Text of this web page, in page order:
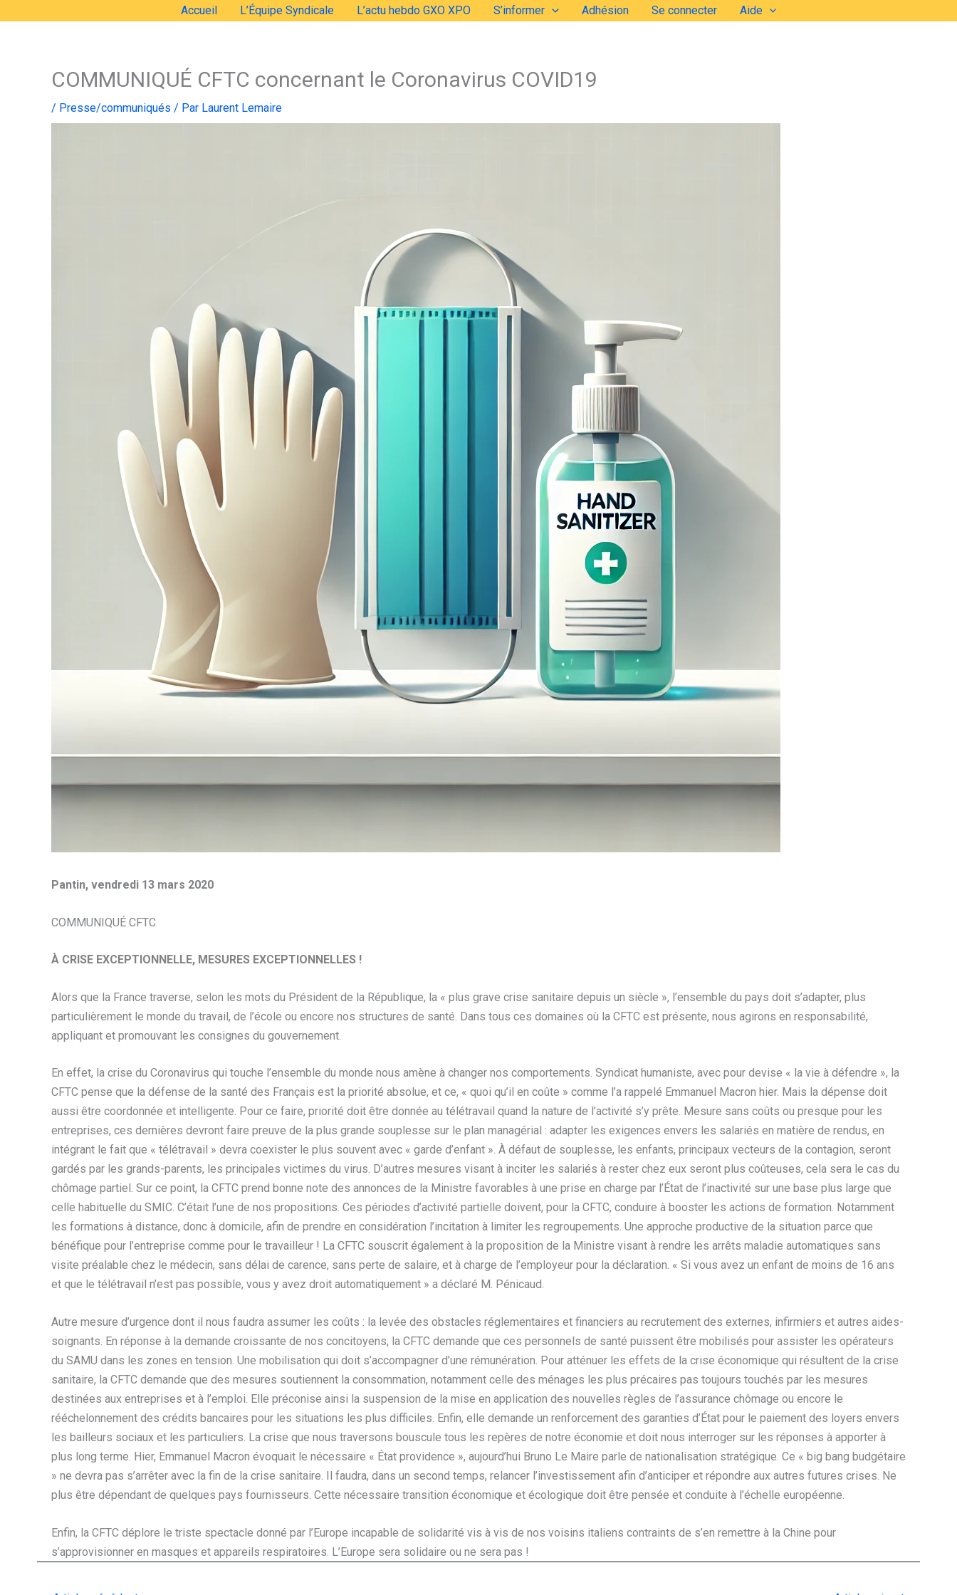
Accueil L’Équipe Syndicale L’actu hebdo GXO XPO S’informer Adhésion Se connecter Aide
COMMUNIQUÉ CFTC concernant le Coronavirus COVID19
/ Presse/communiqués / Par Laurent Lemaire
Pantin, vendredi 13 mars 2020
COMMUNIQUÉ CFTC
À CRISE EXCEPTIONNELLE, MESURES EXCEPTIONNELLES !
Alors que la France traverse, selon les mots du Président de la République, la « plus grave crise sanitaire depuis un siècle », l’ensemble du pays doit s’adapter, plus
particulièrement le monde du travail, de l’école ou encore nos structures de santé. Dans tous ces domaines où la CFTC est présente, nous agirons en responsabilité,
appliquant et promouvant les consignes du gouvernement.
En effet, la crise du Coronavirus qui touche l’ensemble du monde nous amène à changer nos comportements. Syndicat humaniste, avec pour devise « la vie à défendre », la
CFTC pense que la défense de la santé des Français est la priorité absolue, et ce, « quoi qu’il en coûte » comme l’a rappelé Emmanuel Macron hier. Mais la dépense doit
aussi être coordonnée et intelligente. Pour ce faire, priorité doit être donnée au télétravail quand la nature de l’activité s’y prête. Mesure sans coûts ou presque pour les
entreprises, ces dernières devront faire preuve de la plus grande souplesse sur le plan managérial : adapter les exigences envers les salariés en matière de rendus, en
intégrant le fait que « télétravail » devra coexister le plus souvent avec « garde d’enfant ». À défaut de souplesse, les enfants, principaux vecteurs de la contagion, seront
gardés par les grands-parents, les principales victimes du virus. D’autres mesures visant à inciter les salariés à rester chez eux seront plus coûteuses, cela sera le cas du
chômage partiel. Sur ce point, la CFTC prend bonne note des annonces de la Ministre favorables à une prise en charge par l’État de l’inactivité sur une base plus large que
celle habituelle du SMIC. C’était l’une de nos propositions. Ces périodes d’activité partielle doivent, pour la CFTC, conduire à booster les actions de formation. Notamment
les formations à distance, donc à domicile, afin de prendre en considération l’incitation à limiter les regroupements. Une approche productive de la situation parce que
bénéfique pour l’entreprise comme pour le travailleur ! La CFTC souscrit également à la proposition de la Ministre visant à rendre les arrêts maladie automatiques sans
visite préalable chez le médecin, sans délai de carence, sans perte de salaire, et à charge de l’employeur pour la déclaration. « Si vous avez un enfant de moins de 16 ans
et que le télétravail n’est pas possible, vous y avez droit automatiquement » a déclaré M. Pénicaud.
Autre mesure d’urgence dont il nous faudra assumer les coûts : la levée des obstacles réglementaires et financiers au recrutement des externes, infirmiers et autres aides-
soignants. En réponse à la demande croissante de nos concitoyens, la CFTC demande que ces personnels de santé puissent être mobilisés pour assister les opérateurs
du SAMU dans les zones en tension. Une mobilisation qui doit s’accompagner d’une rémunération. Pour atténuer les effets de la crise économique qui résultent de la crise
sanitaire, la CFTC demande que des mesures soutiennent la consommation, notamment celle des ménages les plus précaires pas toujours touchés par les mesures
destinées aux entreprises et à l’emploi. Elle préconise ainsi la suspension de la mise en application des nouvelles règles de l’assurance chômage ou encore le
rééchelonnement des crédits bancaires pour les situations les plus difficiles. Enfin, elle demande un renforcement des garanties d’État pour le paiement des loyers envers
les bailleurs sociaux et les particuliers. La crise que nous traversons bouscule tous les repères de notre économie et doit nous interroger sur les réponses à apporter à
plus long terme. Hier, Emmanuel Macron évoquait le nécessaire « État providence », aujourd’hui Bruno Le Maire parle de nationalisation stratégique. Ce « big bang budgétaire
» ne devra pas s’arrêter avec la fin de la crise sanitaire. Il faudra, dans un second temps, relancer l’investissement afin d’anticiper et répondre aux autres futures crises. Ne
plus être dépendant de quelques pays fournisseurs. Cette nécessaire transition économique et écologique doit être pensée et conduite à l’échelle européenne.
Enfin, la CFTC déplore le triste spectacle donné par l’Europe incapable de solidarité vis à vis de nos voisins italiens contraints de s’en remettre à la Chine pour
s’approvisionner en masques et appareils respiratoires. L’Europe sera solidaire ou ne sera pas !